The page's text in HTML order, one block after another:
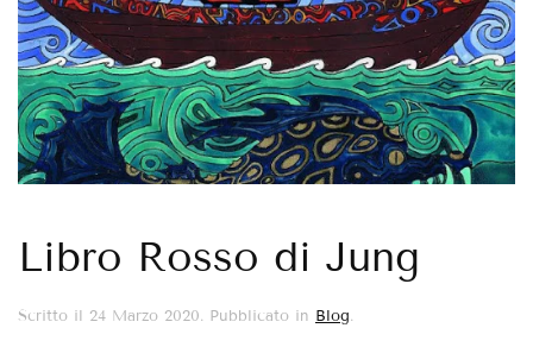
Libro Rosso di Jung
Scritto il 24 Marzo 2020. Pubblicato in Blog.